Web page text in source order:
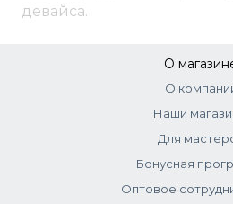
девайса.
О
О
Наши
Для
Бонусная
Оптовое